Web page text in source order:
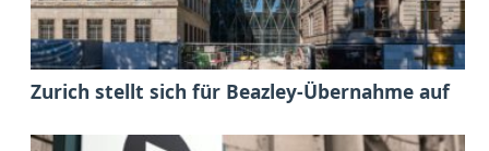
Zurich stellt sich für Beazley-Übernahme auf